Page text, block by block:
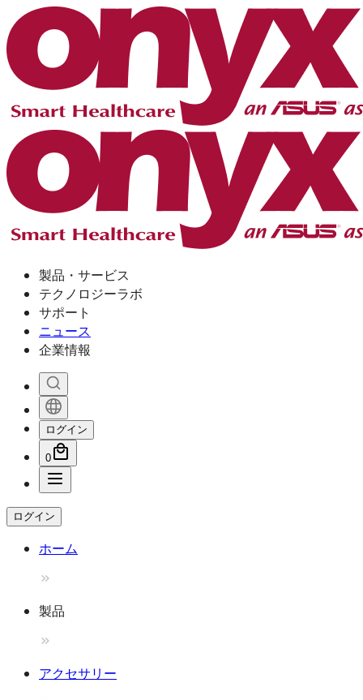
製品・サービス
テクノロジーラボ
サポート
ニュース
企業情報
ログイン
0
ログイン
ホーム
製品
アクセサリー